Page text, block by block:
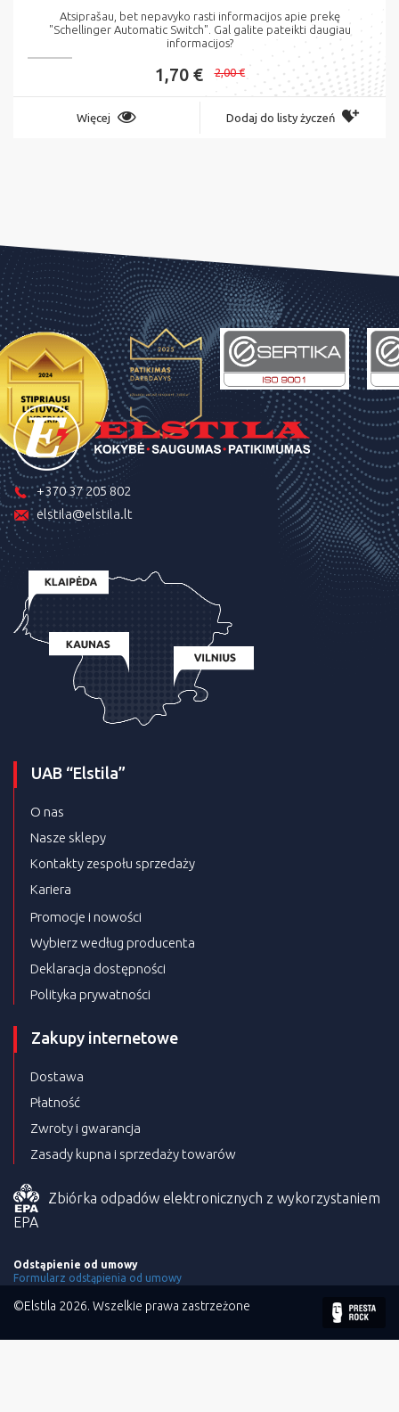
Atsiprašau, bet nepavyko rasti informacijos apie prekę
"Schellinger Automatic Switch". Gal galite pateikti daugiau
informacijos?
1,70 € 2,00 €
Więcej Dodaj do listy życzeń
+370 37 205 802
elstila@elstila.lt
UAB “Elstila”
O nas
Nasze sklepy
Kontakty zespołu sprzedaży
Kariera
Promocje i nowości
Wybierz według producenta
Deklaracja dostępności
Polityka prywatności
Zakupy internetowe
Dostawa
Płatność
Zwroty i gwarancja
Zasady kupna i sprzedaży towarów
Zbiórka odpadów elektronicznych z wykorzystaniem
EPA
Odstąpienie od umowy
Formularz odstąpienia od umowy
©Elstila 2026. Wszelkie prawa zastrzeżone